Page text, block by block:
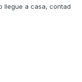
llegue a casa, contad